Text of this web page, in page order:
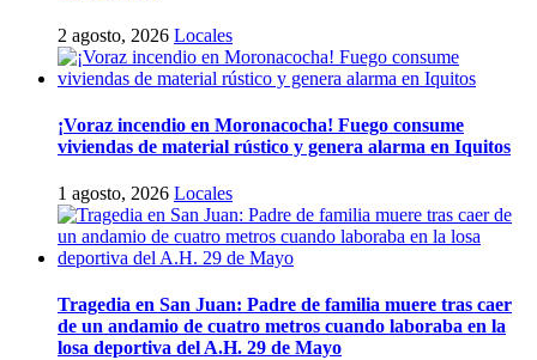
2 agosto, 2026 Locales
¡Voraz incendio en Moronacocha! Fuego consume
viviendas de material rústico y genera alarma en Iquitos
1 agosto, 2026 Locales
Tragedia en San Juan: Padre de familia muere tras caer
de un andamio de cuatro metros cuando laboraba en la
losa deportiva del A.H. 29 de Mayo